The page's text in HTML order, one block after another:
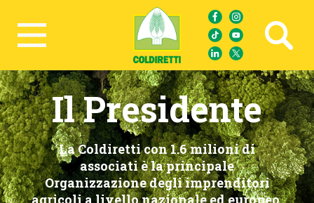
Ricerca avanzata
Il Presidente
La Coldiretti con 1.6 milioni di
associati è la principale
Organizzazione degli imprenditori
agricoli a livello nazionale ed europeo.